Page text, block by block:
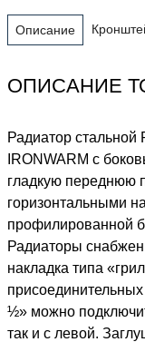
Описание
ОПИСАНИЕ
Радиатор
IRONWARM с
гладкую переднюю
горизонтальными
профилированной
Радиаторы
накладка типа
½» можно
так и с левой.